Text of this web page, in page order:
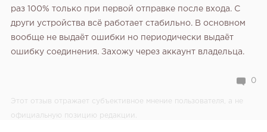
раз 100% только при первой отправке после входа. С
други устройства всё работает стабильно. В основном
вообще не выдаёт ошибки но периодически выдаёт
ошибку соединения. Захожу через аккаунт владельца.
0
Этот отзыв отражает субъективное мнение пользователя, а не
официальную позицию редакции.